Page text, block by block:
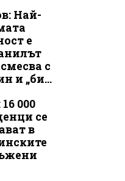
Най-
е
с
и „би...
000
се
в